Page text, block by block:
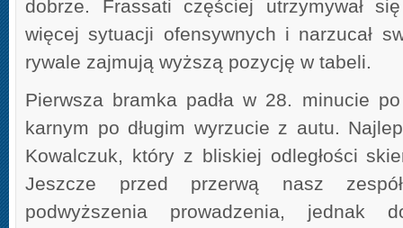
dobrze. Frassati częściej utrzymywał
więcej sytuacji ofensywnych i narzucał
rywale zajmują wyższą pozycję w tabeli.
Pierwsza bramka padła w 28. minucie
karnym po długim wyrzucie z autu.
Kowalczuk, który z bliskiej odległości
Jeszcze przed przerwą nasz
podwyższenia prowadzenia, jednak